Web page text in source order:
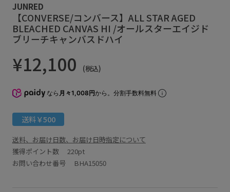
JUNRED
【CONVERSE/コンバース】ALL STAR AGED
BLEACHED CANVAS HI /オールスターエイジド
ブリーチキャンバスドハイ
¥12,100 (税込)
なら 月々1,008円から。分割手数料無料
送料￥500
送料、お届け日数、お届け日時指定について
獲得ポイント数 220pt
お問い合わせ番号 BHA15050